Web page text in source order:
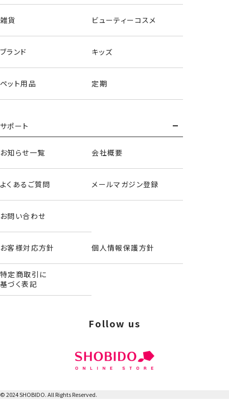
雑貨 ビューティーコスメ
ブランド キッズ
ペット用品 定期
サポート
お知らせ一覧 会社概要
よくあるご質問 メールマガジン登録
お問い合わせ
お客様対応方針 個人情報保護方針
特定商取引に
基づく表記
© 2024 SHOBIDO. All Rights Reserved.
Follow us